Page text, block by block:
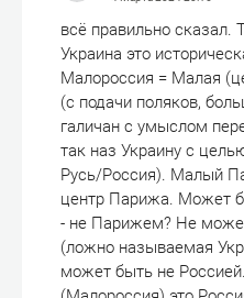
всё правильно сказал.
Украина это
Малороссия = Малая
(с подачи поляков,
галичан с умыслом
так наз Украину с
Русь/Россия). Малый
центр Парижа. Может
- не Парижем? Не
(ложно называемая
может быть не